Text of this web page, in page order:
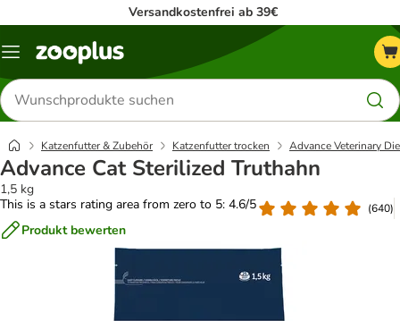
Versandkostenfrei ab 39€
Menü
Produkte
suchen
Katzenfutter & Zubehör Katzenfutter trocken Advance Veterinary
Advance Cat Sterilized Truthahn
1,5 kg
This is a stars rating area from zero to 5: 4.6/5
(640)
Produkt bewerten